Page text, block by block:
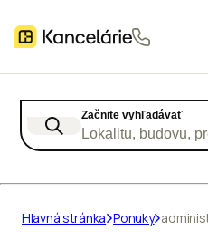
Začnite vyhľadávať
Lokalitu, budovu,
Hlavná stránka Ponuky